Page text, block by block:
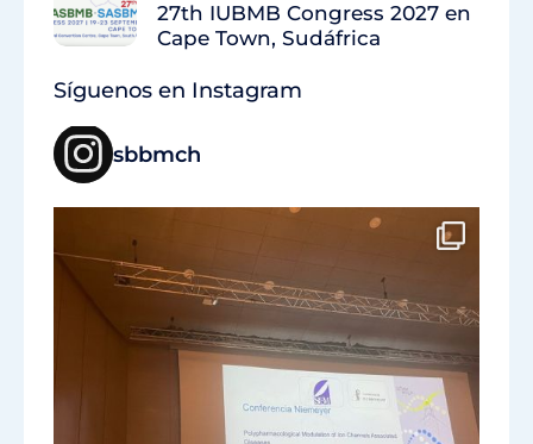
27th IUBMB Congress 2027 en
Cape Town, Sudáfrica
Síguenos en Instagram
sbbmch